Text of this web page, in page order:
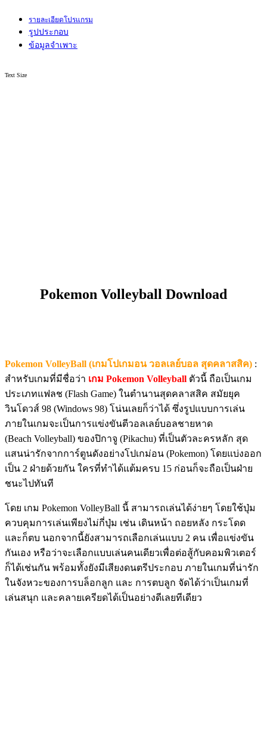
รายละเอียดโปรแกรม
รูปประกอบ
ข้อมูลจำเพาะ
Text Size
Pokemon Volleyball Download
Pokemon VolleyBall (เกมโปเกมอน วอลเลย์บอล สุดคลาสสิค) :
สำหรับเกมที่มีชื่อว่า เกม Pokemon Volleyball ตัวนี้ ถือเป็นเกม
ประเภทแฟลช (Flash Game) ในตำนานสุดคลาสสิค สมัยยุค
วินโดวส์ 98 (Windows 98) โน่นเลยก็ว่าได้ ซึ่งรูปแบบการเล่น
ภายในเกมจะเป็นการแข่งขันตีวอลเลย์บอลชายหาด
(Beach Volleyball) ของปิกาจู (Pikachu) ที่เป็นตัวละครหลัก สุด
แสนน่ารักจากการ์ตูนดังอย่างโปเกม่อน (Pokemon) โดยแบ่งออก
เป็น 2 ฝ่ายด้วยกัน ใครที่ทำได้แต้มครบ 15 ก่อนก็จะถือเป็นฝ่าย
ชนะไปทันที
โดย เกม Pokemon VolleyBall นี้ สามารถเล่นได้ง่ายๆ โดยใช้ปุ่ม
ควบคุมการเล่นเพียงไม่กี่ปุ่ม เช่น เดินหน้า ถอยหลัง กระโดด
และก็ตบ นอกจากนี้ยังสามารถเลือกเล่นแบบ 2 คน เพื่อแข่งขัน
กันเอง หรือว่าจะเลือกแบบเล่นคนเดียวเพื่อต่อสู้กับคอมพิวเตอร์
ก็ได้เช่นกัน พร้อมทั้งยังมีเสียงดนตรีประกอบ ภายในเกมที่น่ารัก
ในจังหวะของการบล็อกลูก และ การตบลูก จัดได้ว่าเป็นเกมที่
เล่นสนุก และคลายเครียดได้เป็นอย่างดีเลยทีเดียว